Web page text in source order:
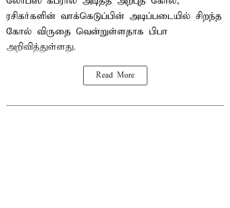
ரசிகர்களின் வாக்கெடுப்பின் அடிப்படையில் சிறந்த
கோல் விருதை வென்றுள்ளதாக பிபா
அறிவித்துள்ளது.
Read More